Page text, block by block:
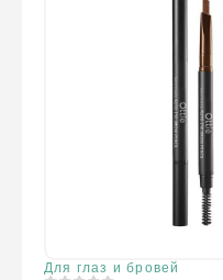
Для глаз и бровей